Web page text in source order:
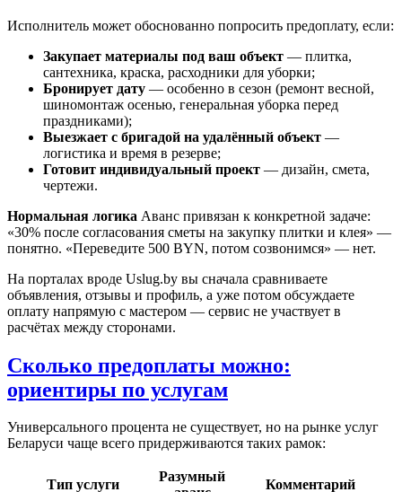
Исполнитель может обоснованно попросить предоплату, если:
Закупает материалы под ваш объект — плитка,
сантехника, краска, расходники для уборки;
Бронирует дату — особенно в сезон (ремонт весной,
шиномонтаж осенью, генеральная уборка перед
праздниками);
Выезжает с бригадой на удалённый объект —
логистика и время в резерве;
Готовит индивидуальный проект — дизайн, смета,
чертежи.
Нормальная логика Аванс привязан к конкретной задаче:
«30% после согласования сметы на закупку плитки и клея» —
понятно. «Переведите 500 BYN, потом созвонимся» — нет.
На порталах вроде Uslug.by вы сначала сравниваете
объявления, отзывы и профиль, а уже потом обсуждаете
оплату напрямую с мастером — сервис не участвует в
расчётах между сторонами.
Сколько предоплаты можно:
ориентиры по услугам
Универсального процента не существует, но на рынке услуг
Беларуси чаще всего придерживаются таких рамок:
Тип услуги
Разумный
Комментарий